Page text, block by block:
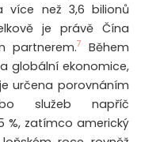
více než 3,6 bilionů
je právě Čína
partnerem.7
Během
globální ekonomice,
určena porovnáním
služeb napříč
%, zatímco americký